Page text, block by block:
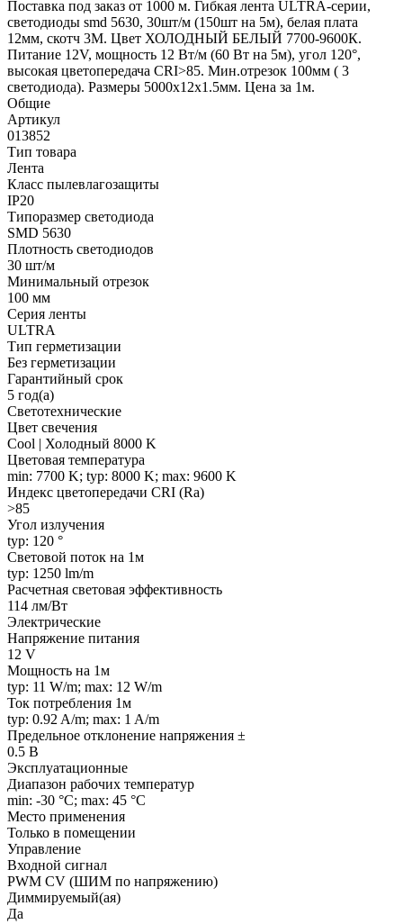
Поставка под заказ от 1000 м. Гибкая лента ULTRA-серии,
светодиоды smd 5630, 30шт/м (150шт на 5м), белая плата
12мм, скотч 3М. Цвет ХОЛОДНЫЙ БЕЛЫЙ 7700-9600К.
Питание 12V, мощность 12 Вт/м (60 Вт на 5м), угол 120°,
высокая цветопередача CRI>85. Мин.отрезок 100мм ( 3
светодиода). Размеры 5000х12х1.5мм. Цена за 1м.
Общие
Артикул
013852
Тип товара
Лента
Класс пылевлагозащиты
IP20
Типоразмер светодиода
SMD 5630
Плотность светодиодов
30 шт/м
Минимальный отрезок
100 мм
Серия ленты
ULTRA
Тип герметизации
Без герметизации
Гарантийный срок
5 год(а)
Светотехнические
Цвет свечения
Cool | Холодный 8000 K
Цветовая температура
min: 7700 K; typ: 8000 K; max: 9600 K
Индекс цветопередачи CRI (Ra)
>85
Угол излучения
typ: 120 °
Световой поток на 1м
typ: 1250 lm/m
Расчетная световая эффективность
114 лм/Вт
Электрические
Напряжение питания
12 V
Мощность на 1м
typ: 11 W/m; max: 12 W/m
Ток потребления 1м
typ: 0.92 A/m; max: 1 A/m
Предельное отклонение напряжения ±
0.5 В
Эксплуатационные
Диапазон рабочих температур
min: -30 °C; max: 45 °C
Место применения
Только в помещении
Управление
Входной сигнал
PWM СV (ШИМ по напряжению)
Диммируемый(ая)
Да